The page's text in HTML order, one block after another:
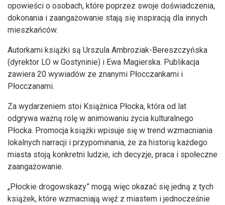
opowieści o osobach, które poprzez swoje doświadczenia,
dokonania i zaangażowanie stają się inspiracją dla innych
mieszkańców.
Autorkami książki są Urszula Ambroziak-Bereszczyńska
(dyrektor LO w Gostyninie) i Ewa Magierska. Publikacja
zawiera 20 wywiadów ze znanymi Płocczankami i
Płocczanami.
Za wydarzeniem stoi Książnica Płocka, która od lat
odgrywa ważną rolę w animowaniu życia kulturalnego
Płocka. Promocja książki wpisuje się w trend wzmacniania
lokalnych narracji i przypominania, że za historią każdego
miasta stoją konkretni ludzie, ich decyzje, praca i społeczne
zaangażowanie.
„Płockie drogowskazy” mogą więc okazać się jedną z tych
książek, które wzmacniają więź z miastem i jednocześnie